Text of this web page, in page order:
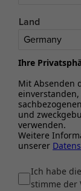
Land
Ihre
Mit Absenden
und
verwenden.
Weitere
unserer
Ich habe
stimme der